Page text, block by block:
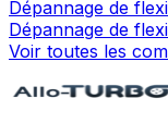
Dépannage de
Dépannage de
Voir toutes les